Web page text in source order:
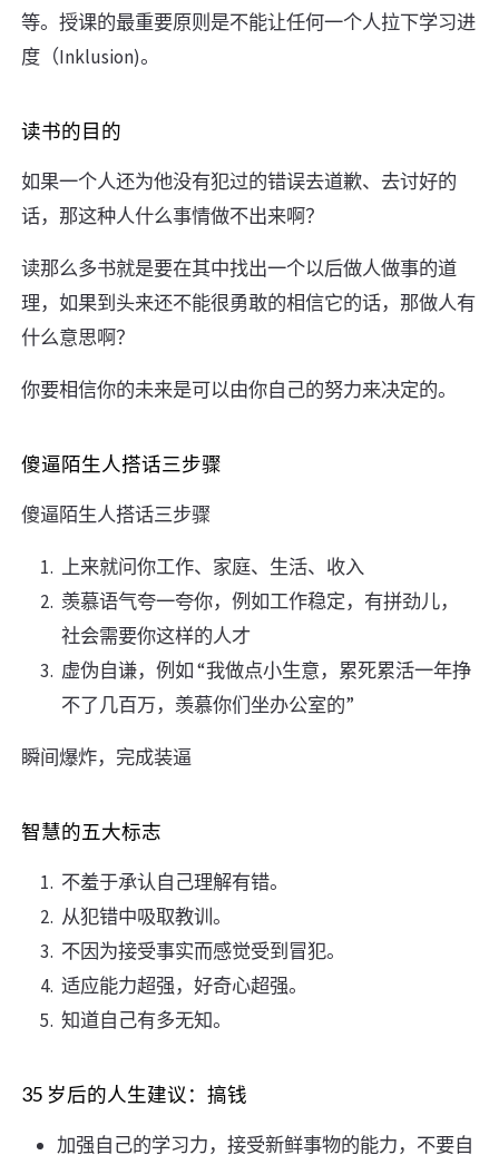
等。授课的最重要原则是不能让任何一个人拉下学习进
度（Inklusion)。
读书的目的
如果一个人还为他没有犯过的错误去道歉、去讨好的
话，那这种人什么事情做不出来啊？
读那么多书就是要在其中找出一个以后做人做事的道
理，如果到头来还不能很勇敢的相信它的话，那做人有
什么意思啊？
你要相信你的未来是可以由你自己的努力来决定的。
傻逼陌生人搭话三步骤
傻逼陌生人搭话三步骤
上来就问你工作、家庭、生活、收入
羡慕语气夸一夸你，例如工作稳定，有拼劲儿，
社会需要你这样的人才
虚伪自谦，例如 “我做点小生意，累死累活一年挣
不了几百万，羡慕你们坐办公室的”
瞬间爆炸，完成装逼
智慧的五大标志
不羞于承认自己理解有错。
从犯错中吸取教训。
不因为接受事实而感觉受到冒犯。
适应能力超强，好奇心超强。
知道自己有多无知。 ​​​​
35 岁后的人生建议：搞钱
加强自己的学习力，接受新鲜事物的能力，不要自